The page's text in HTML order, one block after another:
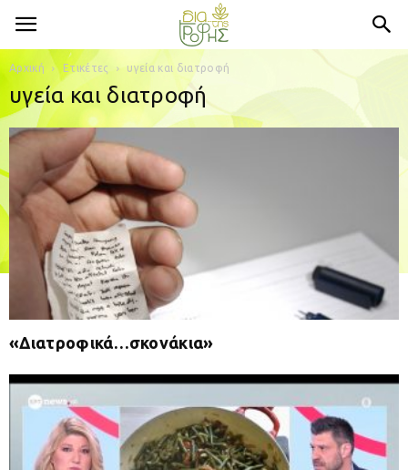
Αρχική Ετικέτες υγεία και διατροφή
υγεία και διατροφή
«Διατροφικά…σκονάκια»